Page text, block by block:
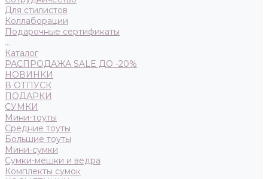
Для стилистов
Коллаборации
Подарочные сертификаты
...
Каталог
РАСПРОДАЖА SALE ДО -20%
НОВИНКИ
В ОТПУСК
ПОДАРКИ
СУМКИ
Мини-тоуты
Средние тоуты
Большие тоуты
Мини-сумки
Сумки-мешки и ведра
Комплекты сумок